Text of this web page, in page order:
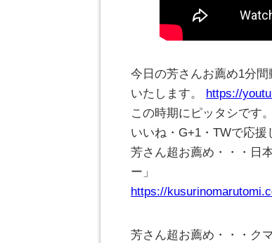
今日の芳さんお薦め1分
いたします。
https://
この時期にピッタシです
いいね・G+1・TWで応
芳さん超お薦め・・・日
ー」
https://
芳さん超お薦め・・・ク